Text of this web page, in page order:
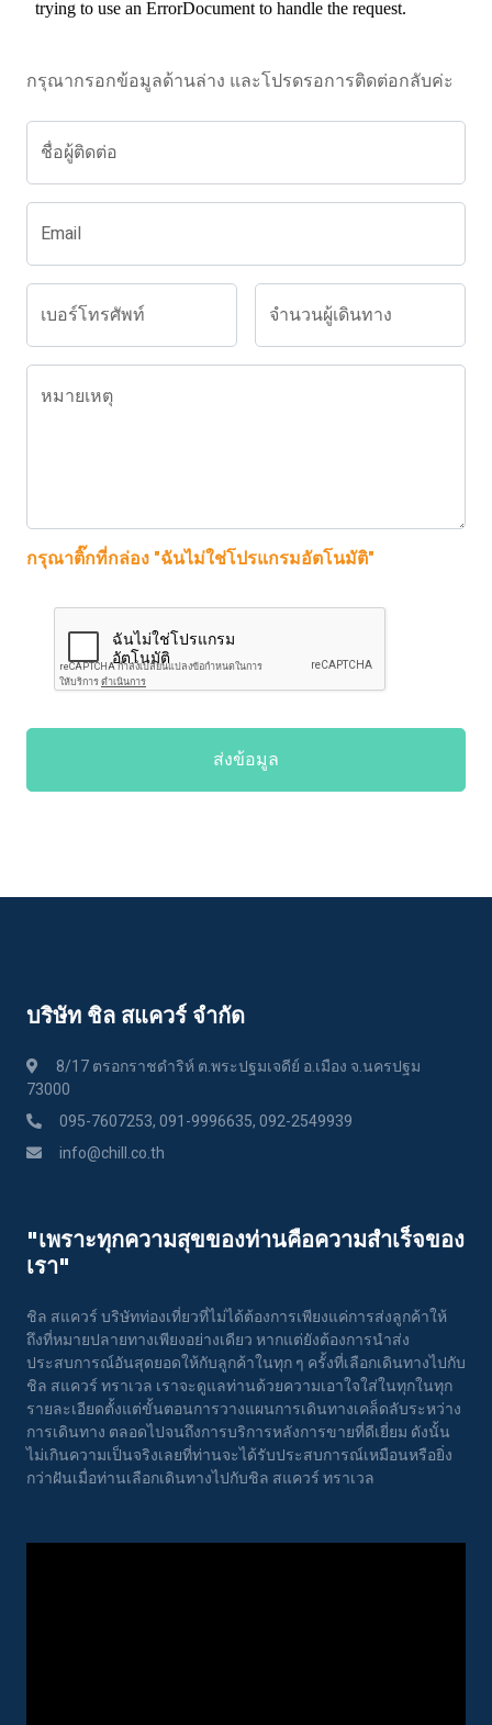
กรุณากรอกข้อมูลด้านล่าง และโปรดรอการติดต่อกลับค่ะ
ชื่อผู้ติดต่อ
Email
เบอร์โทรศัพท์ จำนวนผู้เดินทาง
หมายเหตุ
กรุณาติ๊กที่กล่อง "ฉันไม่ใช่โปรแกรมอัตโนมัติ"
ส่งข้อมูล
บริษัท ชิล สแควร์ จำกัด
8/17 ตรอกราชดำริห์ ต.พระปฐมเจดีย์ อ.เมือง จ.นครปฐม
73000
095-7607253, 091-9996635, 092-2549939
info@chill.co.th
"เพราะทุกความสุขของท่านคือความสําเร็จของ
เรา"
ชิล สแควร์ บริษัทท่องเที่ยวที่ไม่ได้ต้องการเพียงแค่การส่งลูกค้าให้
ถึงที่หมายปลายทางเพียงอย่างเดียว หากแต่ยังต้องการนำส่ง
ประสบการณ์อันสุดยอดให้กับลูกค้าในทุก ๆ ครั้งที่เลือกเดินทางไปกับ
ชิล สแควร์ ทราเวล เราจะดูแลท่านด้วยความเอาใจใส่ในทุกในทุก
รายละเอียดตั้งแต่ขั้นตอนการวางแผนการเดินทางเคล็ดลับระหว่าง
การเดินทาง ตลอดไปจนถึงการบริการหลังการขายที่ดีเยี่ยม ดังนั้น
ไม่เกินความเป็นจริงเลยที่ท่านจะได้รับประสบการณ์เหมือนหรือยิ่ง
กว่าฝันเมื่อท่านเลือกเดินทางไปกับชิล สแควร์ ทราเวล